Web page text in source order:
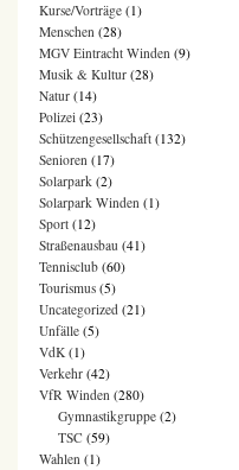
Kurse/Vorträge (1)
Menschen (28)
MGV Eintracht Winden (9)
Musik & Kultur (28)
Natur (14)
Polizei (23)
Schützengesellschaft (132)
Senioren (17)
Solarpark (2)
Solarpark Winden (1)
Sport (12)
Straßenausbau (41)
Tennisclub (60)
Tourismus (5)
Uncategorized (21)
Unfälle (5)
VdK (1)
Verkehr (42)
VfR Winden (280)
Gymnastikgruppe (2)
TSC (59)
Wahlen (1)